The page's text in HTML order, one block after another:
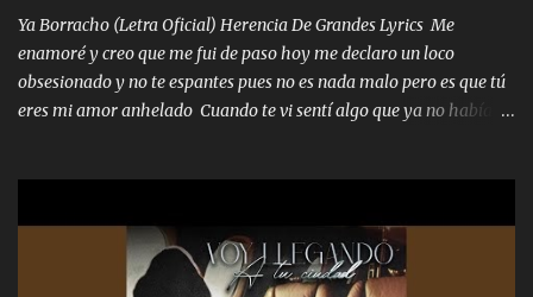
tumbaron prisionero en caliente me llevaron me achacaba cargos
que estaban muy raros me gritaba a donde tienes el clavo Yo me
enfiesto me gusta vivir en grande más me cuido me gusta ser
responsable hay rateros envidiosos que no falten mi dios es grande
me cuida de las maldades Pa el equipo aquí le mando un abrazo
Ya Borracho (Letra Oficial) Herencia De Grandes Lyrics Me
enamoré y creo que me fui de paso hoy me declaro un loco
obsesionado y no te espantes pues no es nada malo pero es que tú
eres mi amor anhelado Cuando te vi sentí algo que ya no había
cariño de mi alma Que pa febrero vendré frente a ti con mis
preguntas y digas que sí hacernos novios y verte feliz y muy
contenta como yo por ti Música Pregúntame qué es lo que me